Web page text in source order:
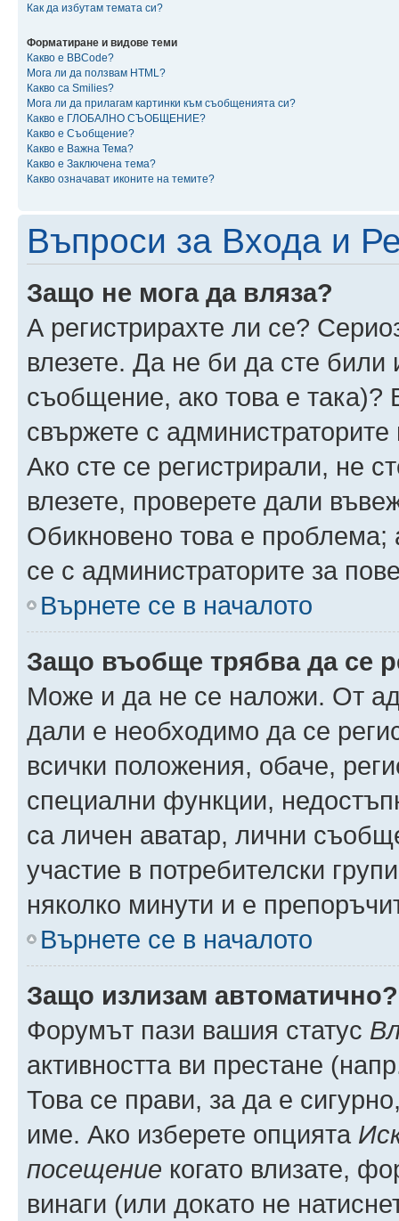
Как да избутам темата си?
Форматиране и видове теми
Какво е BBCode?
Мога ли да ползвам HTML?
Какво са Smilies?
Мога ли да прилагам картинки към съобщенията си?
Какво е ГЛОБАЛНО СЪОБЩЕНИЕ?
Какво е Съобщение?
Какво е Важна Тема?
Какво е Заключена тема?
Какво означават иконите на темите?
Въпроси за Входа и
Защо не мога да вляза?
А регистрирахте ли се?
влезете. Да не би да сте
съобщение, ако това е така)?
свържете с
Ако сте се регистрирали, не
влезете, проверете дали
Обикновено това е проблема;
се с администраторите за
Върнете се в началото
Защо въобще трябва да се
Може и да не се наложи. От
дали е необходимо да се
всички положения, обаче,
специални функции,
са личен аватар, лични
участие в потребителски
няколко минути и е
Върнете се в началото
Защо излизам автоматично?
Форумът пази вашия статус
активността ви престане
Това се прави, за да е
име. Ако изберете опцията
посещение когато влизате,
винаги (или докато не